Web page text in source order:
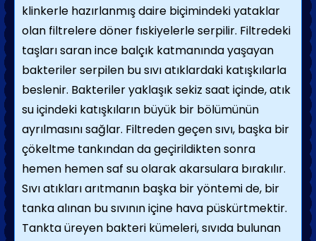
klinkerle hazırlanmış daire biçimindeki yataklar
olan filtrelere döner fıskiyelerle ser­pilir. Filtredeki
taşları saran ince balçık kat­manında yaşayan
bakteriler serpilen bu sıvı atıklardaki katışkılarla
beslenir. Bakteriler yaklaşık sekiz saat içinde, atık
su içindeki katışkıların büyük bir bölümünün
ayrılmasını sağlar. Filtreden geçen sıvı, başka bir
çökeltme tankından da geçirildikten sonra
hemen hemen saf su olarak akarsulara bıra­kılır.
Sıvı atıkları arıtmanın başka bir yöntemi de, bir
tanka alınan bu sıvının içine hava püskürtmektir.
Tankta üreyen bakteri kümeleri, sıvıda bulunan